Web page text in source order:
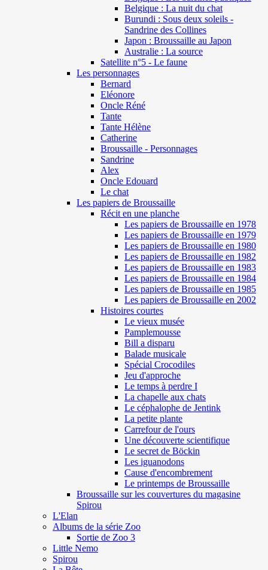
Belgique : La nuit du chat
Burundi : Sous deux soleils -
Sandrine des Collines
Japon : Broussaille au Japon
Australie : La source
Satellite n°5 - Le faune
Les personnages
Bernard
Eléonore
Oncle Réné
Tante
Tante Hélène
Catherine
Broussaille - Personnages
Sandrine
Alex
Oncle Edouard
Le chat
Les papiers de Broussaille
Récit en une planche
Les papiers de Broussaille en 1978
Les papiers de Broussaille en 1979
Les papiers de Broussaille en 1980
Les papiers de Broussaille en 1982
Les papiers de Broussaille en 1983
Les papiers de Broussaille en 1984
Les papiers de Broussaille en 1985
Les papiers de Broussaille en 2002
Histoires courtes
Le vieux musée
Pamplemousse
Bill a disparu
Balade musicale
Spécial Crocodiles
Jeu d'approche
Le temps à perdre I
La chapelle aux chats
Le céphalophe de Jentink
La petite plante
Carrefour de l'ours
Une découverte scientifique
Le secret de Böckin
Les iguanodons
Cause d'encombrement
Le printemps de Broussaille
Broussaille sur les couvertures du magasine
Spirou
L'Elan
Albums de la série Zoo
Sortie de Zoo 3
Little Nemo
Spirou